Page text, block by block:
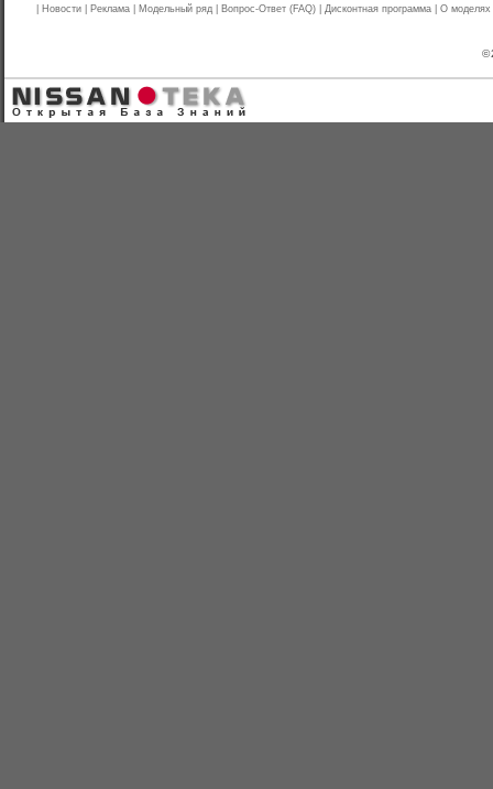
Новости Реклама Модельный ряд Вопрос-Ответ (FAQ) Дисконтная программа О моделях
©